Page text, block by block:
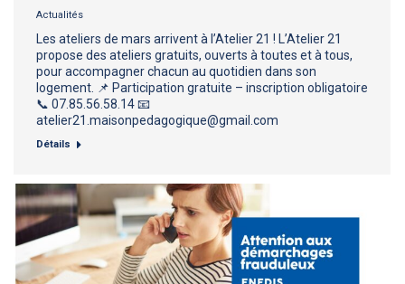
Actualités
Les ateliers de mars arrivent à l’Atelier 21 ! L’Atelier 21
propose des ateliers gratuits, ouverts à toutes et à tous,
pour accompagner chacun au quotidien dans son
logement. 📌 Participation gratuite – inscription obligatoire
📞 07.85.56.58.14 📧
atelier21.maisonpedagogique@gmail.com
Détails